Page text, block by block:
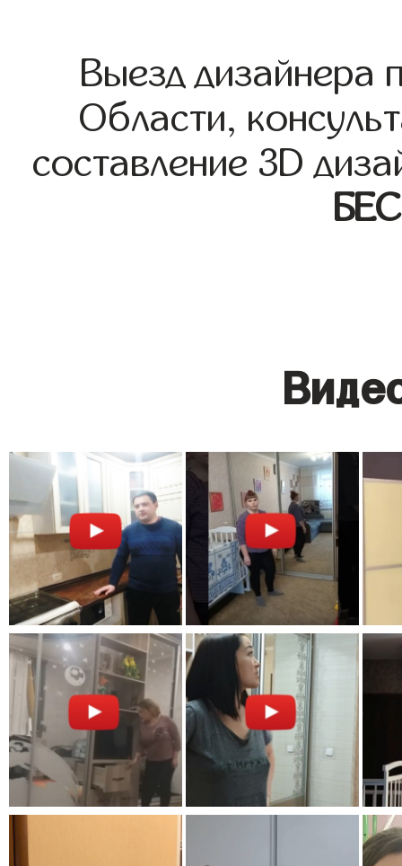
Выезд дизайнера
Области,
составление 3D